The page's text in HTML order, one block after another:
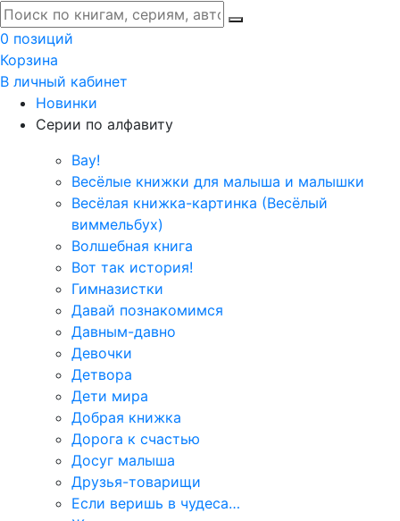
0 позиций
Корзина
В личный кабинет
Новинки
Серии по алфавиту
Вау!
Весёлые книжки для малыша и малышки
Весёлая книжка-картинка (Весёлый
виммельбух)
Волшебная книга
Вот так история!
Гимназистки
Давай познакомимся
Давным-давно
Девочки
Детвора
Дети мира
Добрая книжка
Дорога к счастью
Досуг малыша
Друзья-товарищи
Если веришь в чудеса…